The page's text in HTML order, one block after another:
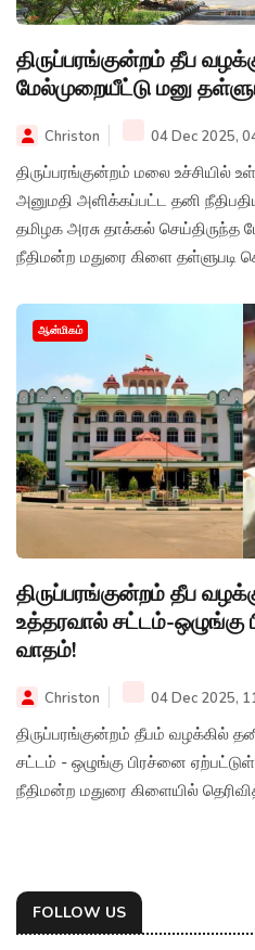
திருப்பரங்குன்றம் தீப
மேல்முறையீட்டு மனு
Christon 04 Dec 2025,
திருப்பரங்குன்றம் மலை உச்சியில்
அனுமதி அளிக்கப்பட்ட தனி
தமிழக அரசு தாக்கல் செய்திருந்த
நீதிமன்ற மதுரை கிளை தள்ளுபடி
ஆன்மிகம்
திருப்பரங்குன்றம் தீப
உத்தரவால் சட்டம்-ஒழுங்கு
வாதம்!
Christon 04 Dec 2025,
திருப்பரங்குன்றம் தீபம் வழக்கில்
சட்டம் - ஒழுங்கு பிரச்னை
நீதிமன்ற மதுரை கிளையில்
FOLLOW US